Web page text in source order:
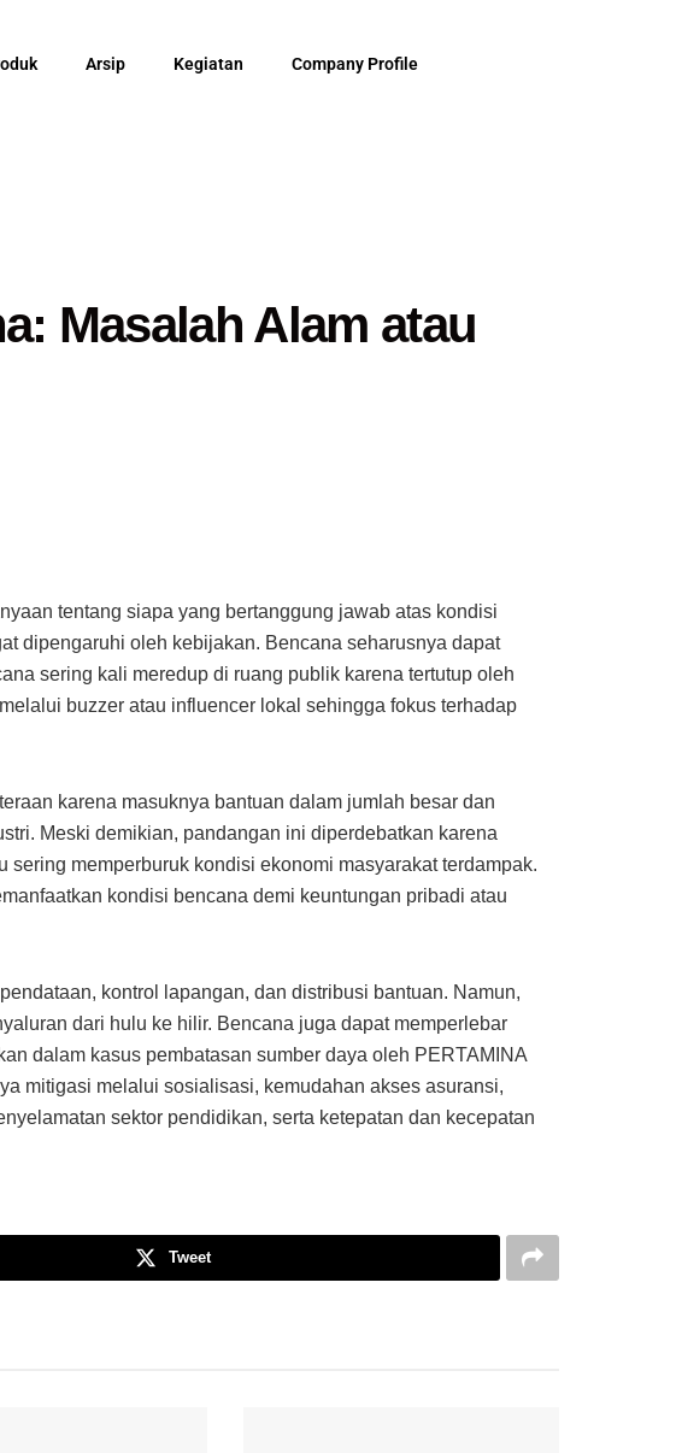
Arsip Kegiatan Company Profile
Masalah Alam atau
tentang siapa yang bertanggung jawab atas kondisi
dipengaruhi oleh kebijakan. Bencana seharusnya dapat
sering kali meredup di ruang publik karena tertutup oleh
buzzer atau influencer lokal sehingga fokus terhadap
karena masuknya bantuan dalam jumlah besar dan
Meski demikian, pandangan ini diperdebatkan karena
memperburuk kondisi ekonomi masyarakat terdampak.
kondisi bencana demi keuntungan pribadi atau
kontrol lapangan, dan distribusi bantuan. Namun,
dari hulu ke hilir. Bencana juga dapat memperlebar
dalam kasus pembatasan sumber daya oleh PERTAMINA
mitigasi melalui sosialisasi, kemudahan akses asuransi,
sektor pendidikan, serta ketepatan dan kecepatan
Tweet